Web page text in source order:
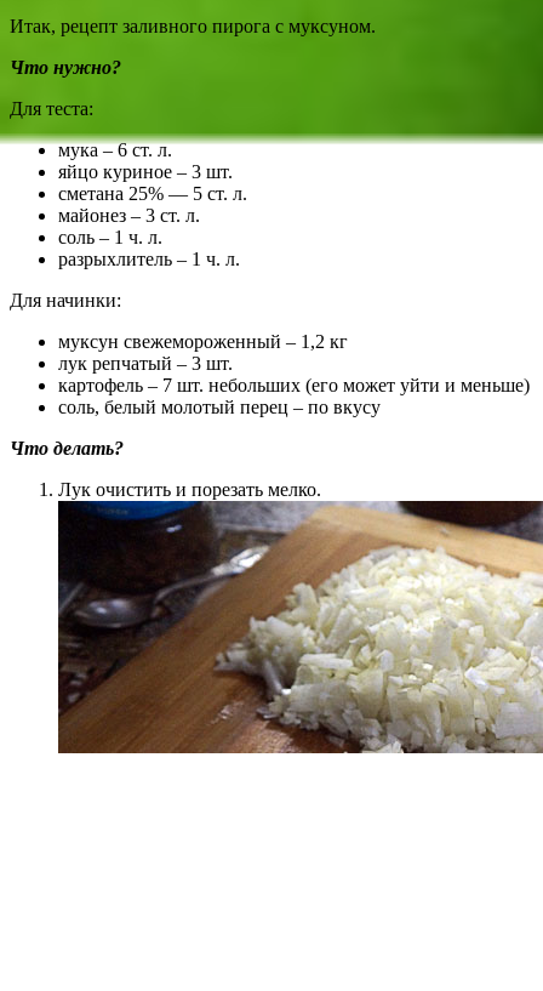
Итак, рецепт заливного пирога с муксуном.
Что нужно?
Для теста:
мука – 6 ст. л.
яйцо куриное – 3 шт.
сметана 25% — 5 ст. л.
майонез – 3 ст. л.
соль – 1 ч. л.
разрыхлитель – 1 ч. л.
Для начинки:
муксун свежемороженный – 1,2 кг
лук репчатый – 3 шт.
картофель – 7 шт. небольших (его может уйти и меньше)
соль, белый молотый перец – по вкусу
Что делать?
Лук очистить и порезать мелко.